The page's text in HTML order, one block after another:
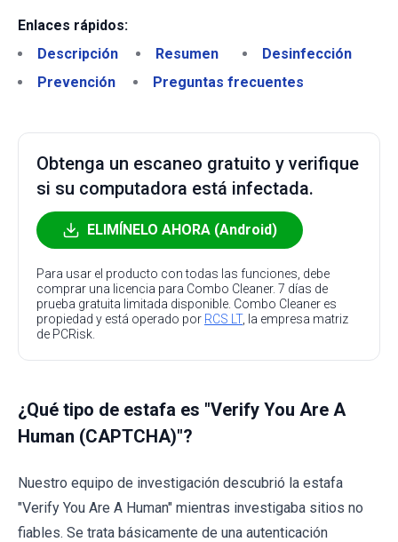
Enlaces rápidos:
Descripción
Resumen
Desinfección
Prevención
Preguntas frecuentes
Obtenga un escaneo gratuito y verifique
si su computadora está infectada.
ELIMÍNELO AHORA (Android)
Para usar el producto con todas las funciones, debe
comprar una licencia para Combo Cleaner. 7 días de
prueba gratuita limitada disponible. Combo Cleaner es
propiedad y está operado por RCS LT, la empresa matriz
de PCRisk.
¿Qué tipo de estafa es "Verify You Are A
Human (CAPTCHA)"?
Nuestro equipo de investigación descubrió la estafa
"Verify You Are A Human" mientras investigaba sitios no
fiables. Se trata básicamente de una autenticación